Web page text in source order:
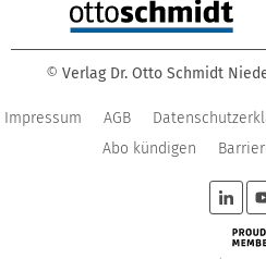
© Verlag Dr. Otto Schmidt
Impressum AGB
Abo kündigen